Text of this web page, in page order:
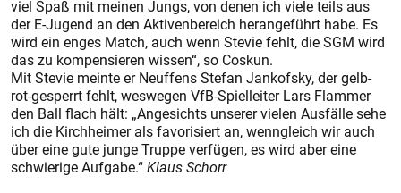
viel Spaß mit meinen Jungs, von denen ich viele teils aus
der E-Jugend an den Aktivenbereich herangeführt habe. Es
wird ein enges Match, auch wenn Stevie fehlt, die SGM wird
das zu kompensieren wissen“, so Coskun.
Mit Stevie meinte er Neuffens Stefan Jankofsky, der gelb-
rot-gesperrt fehlt, weswegen VfB-Spielleiter Lars Flammer
den Ball flach hält: „Angesichts unserer vielen Ausfälle sehe
ich die Kirchheimer als favorisiert an, wenngleich wir auch
über eine gute junge Truppe verfügen, es wird aber eine
schwierige Aufgabe.“Klaus Schorr